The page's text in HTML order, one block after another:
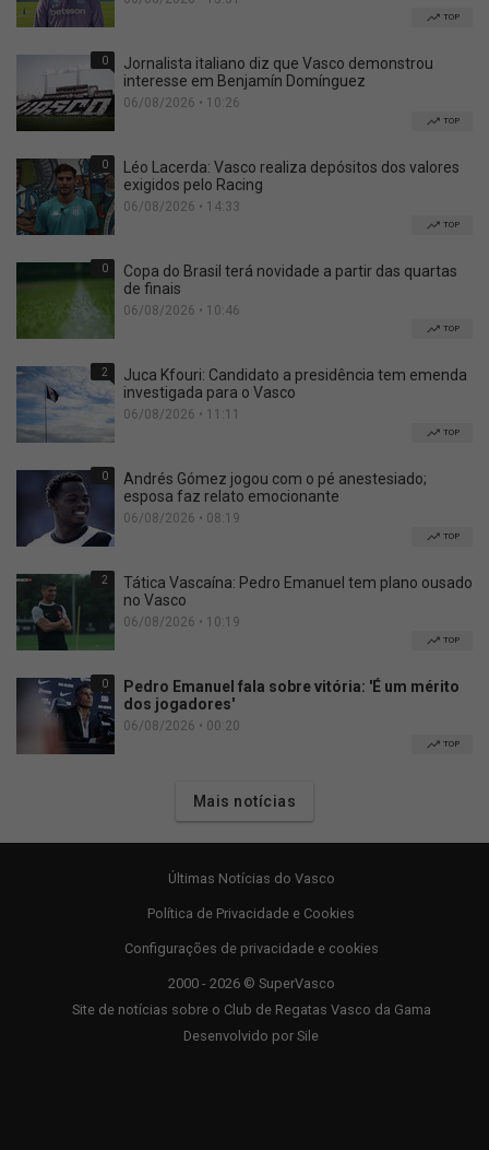
TOP
0
Jornalista italiano diz que Vasco demonstrou
interesse em Benjamín Domínguez
06/08/2026 • 10:26
TOP
0
Léo Lacerda: Vasco realiza depósitos dos valores
exigidos pelo Racing
06/08/2026 • 14:33
TOP
0
Copa do Brasil terá novidade a partir das quartas
de finais
06/08/2026 • 10:46
TOP
2
Juca Kfouri: Candidato a presidência tem emenda
investigada para o Vasco
06/08/2026 • 11:11
TOP
0
Andrés Gómez jogou com o pé anestesiado;
esposa faz relato emocionante
06/08/2026 • 08:19
TOP
2
Tática Vascaína: Pedro Emanuel tem plano ousado
no Vasco
06/08/2026 • 10:19
TOP
0
Pedro Emanuel fala sobre vitória: 'É um mérito
dos jogadores'
06/08/2026 • 00:20
TOP
Mais notícias
Últimas Notícias do Vasco
Política de Privacidade e Cookies
Configurações de privacidade e cookies
2000 - 2026 © SuperVasco
Site de notícias sobre o Club de Regatas Vasco da Gama
Desenvolvido por Sile